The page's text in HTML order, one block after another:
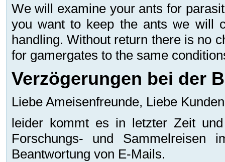
We will examine your ants for
you want to keep the ants we will
handling. Without return there is no
for gamergates to the same
Verzögerungen bei der
Liebe Ameisenfreunde, Liebe
leider kommt es in letzter Zeit
Forschungs- und Sammelreisen
Beantwortung von E-Mails.